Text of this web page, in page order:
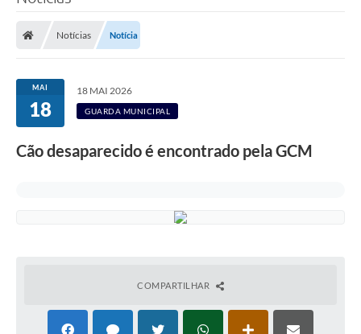
Licitações / PCA
Transparência
Notícias Notícia
MAI
18
18 MAI 2026
GUARDA MUNICIPAL
Cão desaparecido é encontrado pela GCM
COMPARTILHAR